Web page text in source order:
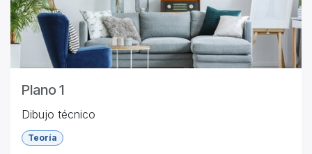
Plano 1
Dibujo técnico
Teoría